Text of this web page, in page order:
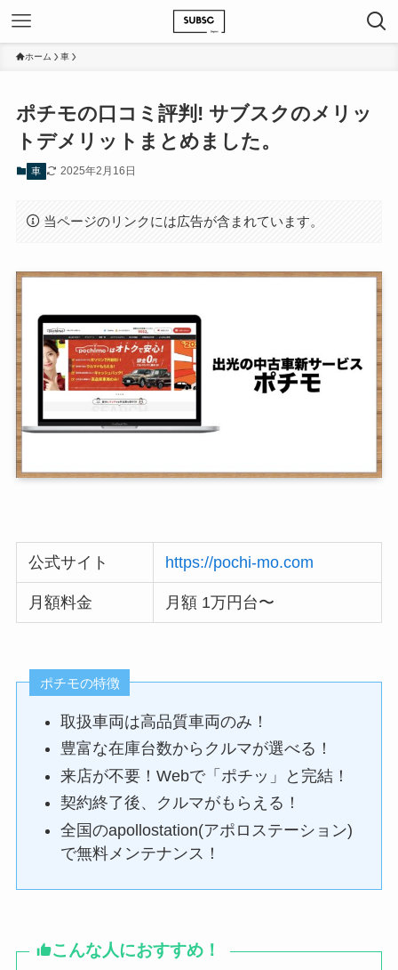
ホーム 車
ポチモの口コミ評判! サブスクのメリッ
トデメリットまとめました。
車 2025年2月16日
当ページのリンクには広告が含まれています。
公式サイト https://pochi-mo.com
月額料金 月額 1万円台〜
ポチモの特徴
取扱車両は高品質車両のみ！
豊富な在庫台数からクルマが選べる！
来店が不要！Webで「ポチッ」と完結！
契約終了後、クルマがもらえる！
全国のapollostation(アポロステーション)
で無料メンテナンス！
こんな人におすすめ！